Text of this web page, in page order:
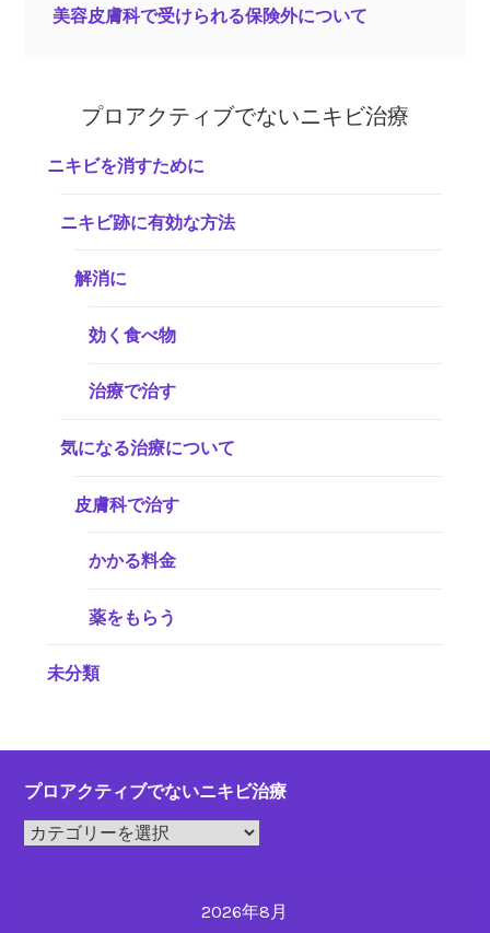
美容皮膚科で受けられる保険外について
プロアクティブでないニキビ治療
ニキビを消すために
ニキビ跡に有効な方法
解消に
効く食べ物
治療で治す
気になる治療について
皮膚科で治す
かかる料金
薬をもらう
未分類
プロアクティブでないニキビ治療
プ
2026年8月